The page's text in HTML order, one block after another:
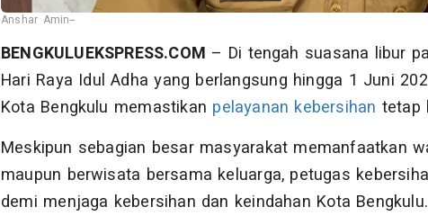
Anshar Amin--
BENGKULUEKSPRESS.COM – Di tengah suasana libur
Hari Raya Idul Adha yang berlangsung hingga 1 Juni
Kota Bengkulu memastikan pelayanan kebersihan tetap
Meskipun sebagian besar masyarakat memanfaatkan
maupun berwisata bersama keluarga, petugas
demi menjaga kebersihan dan keindahan Kota Bengkulu.